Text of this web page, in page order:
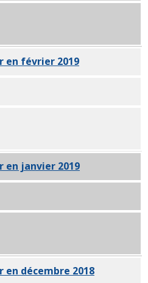
en février 2019PDF
en janvier 2019PDF
en décembre 2018PDF